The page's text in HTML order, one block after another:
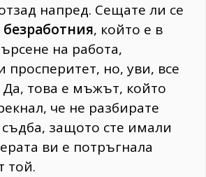
напред. Сещате ли се
, който е в
на работа,
просперитет, но, уви, все
товa е мъжът, който
че не разбирате
съдба, защото сте имали
ви е потръгнала
той.